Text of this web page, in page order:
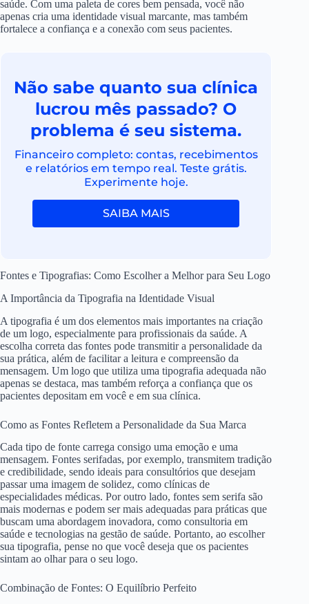
saúde. Com uma paleta de cores bem pensada, você não
apenas cria uma identidade visual marcante, mas também
fortalece a confiança e a conexão com seus pacientes.
Não sabe quanto sua clínica
lucrou mês passado? O
problema é seu sistema.
Financeiro completo: contas, recebimentos
e relatórios em tempo real. Teste grátis.
Experimente hoje.
SAIBA MAIS
Fontes e Tipografias: Como Escolher a Melhor para Seu Logo
A Importância da Tipografia na Identidade Visual
A tipografia é um dos elementos mais importantes na criação
de um logo, especialmente para profissionais da saúde. A
escolha correta das fontes pode transmitir a personalidade da
sua prática, além de facilitar a leitura e compreensão da
mensagem. Um logo que utiliza uma tipografia adequada não
apenas se destaca, mas também reforça a confiança que os
pacientes depositam em você e em sua clínica.
Como as Fontes Refletem a Personalidade da Sua Marca
Cada tipo de fonte carrega consigo uma emoção e uma
mensagem. Fontes serifadas, por exemplo, transmitem tradição
e credibilidade, sendo ideais para consultórios que desejam
passar uma imagem de solidez, como clínicas de
especialidades médicas. Por outro lado, fontes sem serifa são
mais modernas e podem ser mais adequadas para práticas que
buscam uma abordagem inovadora, como consultoria em
saúde e tecnologias na gestão de saúde. Portanto, ao escolher
sua tipografia, pense no que você deseja que os pacientes
sintam ao olhar para o seu logo.
Combinação de Fontes: O Equilíbrio Perfeito